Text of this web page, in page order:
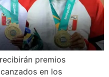
premios
en los